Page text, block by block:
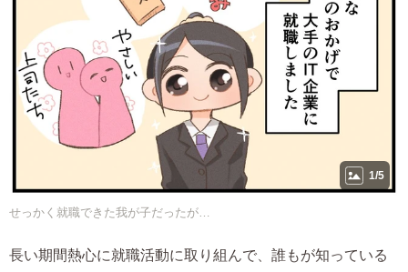
1/5
せっかく就職できた我が子だったが…
長い期間熱心に就職活動に取り組んで、誰もが知っている